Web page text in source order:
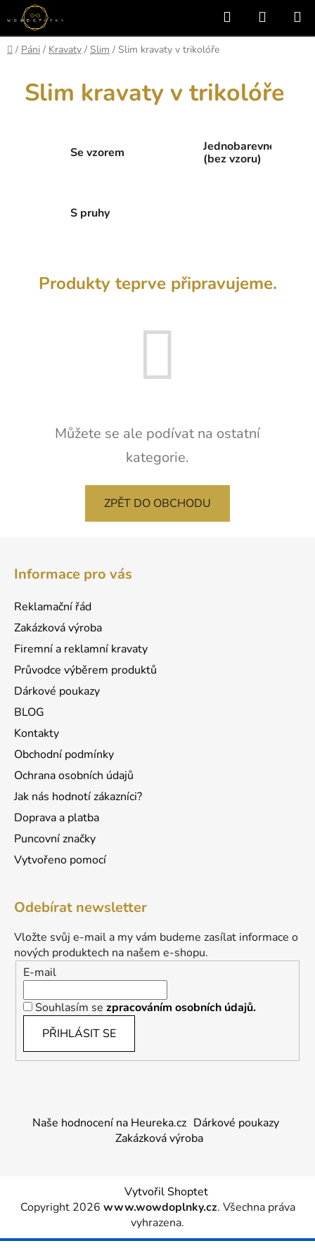
Přejít
na
obsah
Hledat
KOŠÍK
Domů
/ Páni / Kravaty / Slim / Slim kravaty v trikolóře
Slim kravaty v trikolóře
Se vzorem
Jednobarevné
(bez vzoru)
S pruhy
Produkty teprve připravujeme.
Můžete se ale podívat na ostatní
kategorie.
ZPĚT DO OBCHODU
Informace pro vás
Reklamační řád
Zakázková výroba
Firemní a reklamní kravaty
Průvodce výběrem produktů
Dárkové poukazy
BLOG
Kontakty
Obchodní podmínky
Ochrana osobních údajů
Jak nás hodnotí zákazníci?
Doprava a platba
Puncovní značky
Vytvořeno pomocí
Odebírat newsletter
Vložte svůj e-mail a my vám budeme zasílat informace o
nových produktech na našem e-shopu.
E-mail
Souhlasím se zpracováním osobních údajů.
PŘIHLÁSIT SE
Naše hodnocení na Heureka.cz Dárkové poukazy
Zakázková výroba
Vytvořil Shoptet
Copyright 2026 www.wowdoplnky.cz. Všechna práva
vyhrazena.